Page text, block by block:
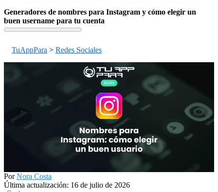
Generadores de nombres para Instagram y cómo elegir un
buen username para tu cuenta
TuAppPara > Redes Sociales
PorNora Costa
Última actualización: 16 de julio de 2026